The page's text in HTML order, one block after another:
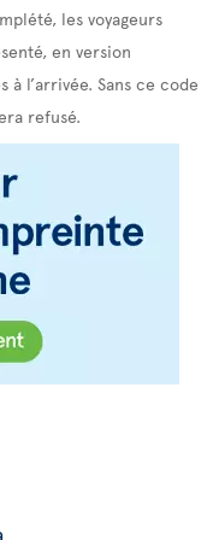
les voyageurs
en version
l’arrivée. Sans ce code
refusé.